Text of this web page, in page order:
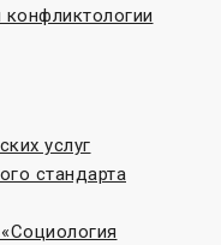
услуг
стандарта